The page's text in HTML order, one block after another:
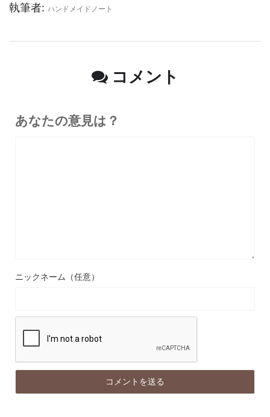
執筆者: ハンドメイドノート
コメント
あなたの意見は？
ニックネーム（任意）